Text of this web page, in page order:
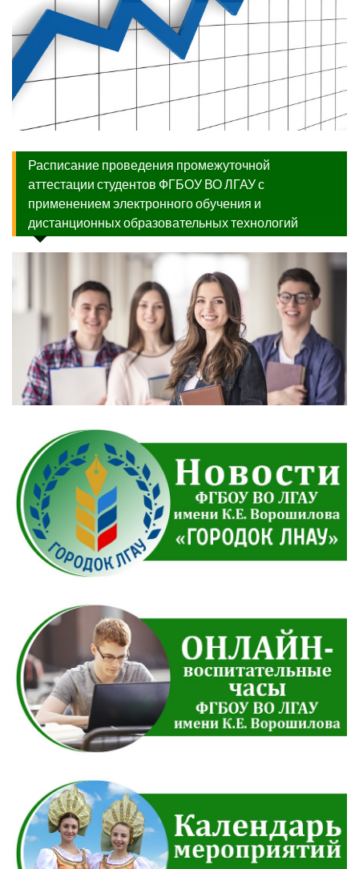
Расписание проведения промежуточной
аттестации студентов ФГБОУ ВО ЛГАУ с
применением электронного обучения и
дистанционных образовательных технологий